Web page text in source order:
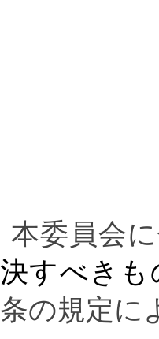
本委員会
決すべきも
条の規定に